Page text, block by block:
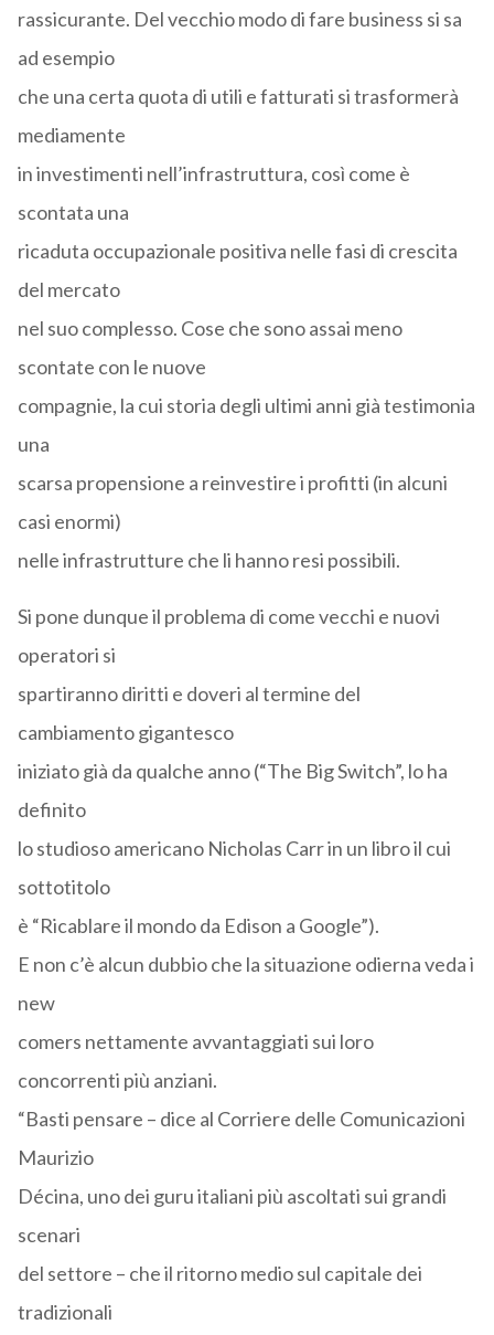
rassicurante. Del vecchio modo di fare business si sa
ad esempio
che una certa quota di utili e fatturati si trasformerà
mediamente
in investimenti nell’infrastruttura, così come è
scontata una
ricaduta occupazionale positiva nelle fasi di crescita
del mercato
nel suo complesso. Cose che sono assai meno
scontate con le nuove
compagnie, la cui storia degli ultimi anni già testimonia
una
scarsa propensione a reinvestire i profitti (in alcuni
casi enormi)
nelle infrastrutture che li hanno resi possibili.
Si pone dunque il problema di come vecchi e nuovi
operatori si
spartiranno diritti e doveri al termine del
cambiamento gigantesco
iniziato già da qualche anno (“The Big Switch”, lo ha
definito
lo studioso americano Nicholas Carr in un libro il cui
sottotitolo
è “Ricablare il mondo da Edison a Google”).
E non c’è alcun dubbio che la situazione odierna veda i
new
comers nettamente avvantaggiati sui loro
concorrenti più anziani.
“Basti pensare – dice al Corriere delle Comunicazioni
Maurizio
Décina, uno dei guru italiani più ascoltati sui grandi
scenari
del settore – che il ritorno medio sul capitale dei
tradizionali